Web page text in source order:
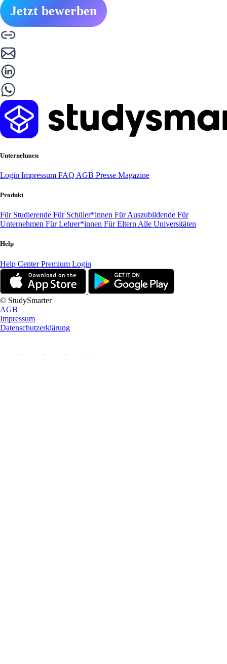
Jetzt bewerben
Unternehmen
Login Impressum FAQ AGB Presse Magazine
Produkt
Für Studierende Für Schüler*innen Für Auszubildende Für
Unternehmen Für Lehrer*innen Für Eltern Alle Universitäten
Help
Help CenterPremium Login
© StudySmarter
AGB
Impressum
Datenschutzerklärung